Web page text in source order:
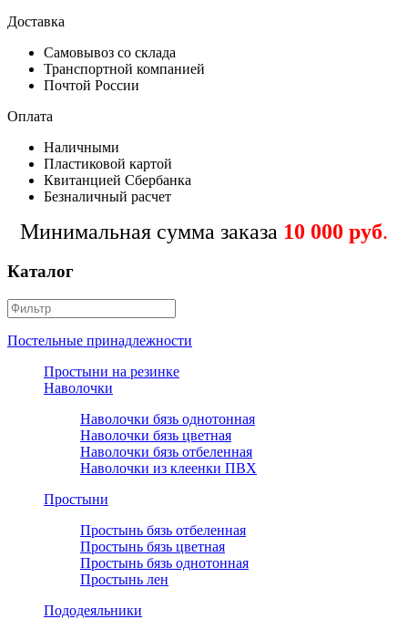
Доставка
Самовывоз со склада
Транспортной компанией
Почтой России
Оплата
Наличными
Пластиковой картой
Квитанцией Сбербанка
Безналичный расчет
Минимальная сумма заказа 10 000 руб.
Каталог
Постельные принадлежности
Простыни на резинке
Наволочки
Наволочки бязь однотонная
Наволочки бязь цветная
Наволочки бязь отбеленная
Наволочки из клеенки ПВХ
Простыни
Простынь бязь отбеленная
Простынь бязь цветная
Простынь бязь однотонная
Простынь лен
Пододеяльники